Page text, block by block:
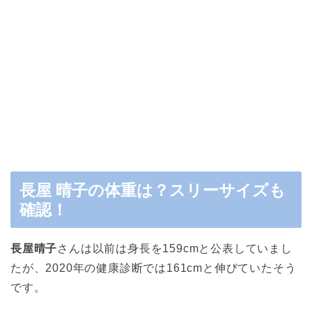
長屋 晴子の体重は？スリーサイズも
確認！
長屋晴子さんは以前は身長を159cmと公表していまし
たが、2020年の健康診断では161cmと伸びていたそう
です。